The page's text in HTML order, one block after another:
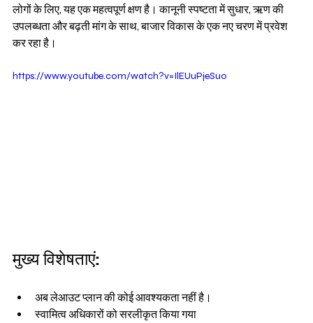
लोगों के लिए, यह एक महत्वपूर्ण क्षण है। कानूनी स्पष्टता में सुधार, ऋण की
उपलब्धता और बढ़ती मांग के साथ, बाजार विकास के एक नए चरण में प्रवेश
कर रहा है।
https://www.youtube.com/watch?v=IlEUuPjeSuo
मुख्य विशेषताएं:
अब लेआउट प्लान की कोई आवश्यकता नहीं है।
स्वामित्व अधिकारों को सरलीकृत किया गया